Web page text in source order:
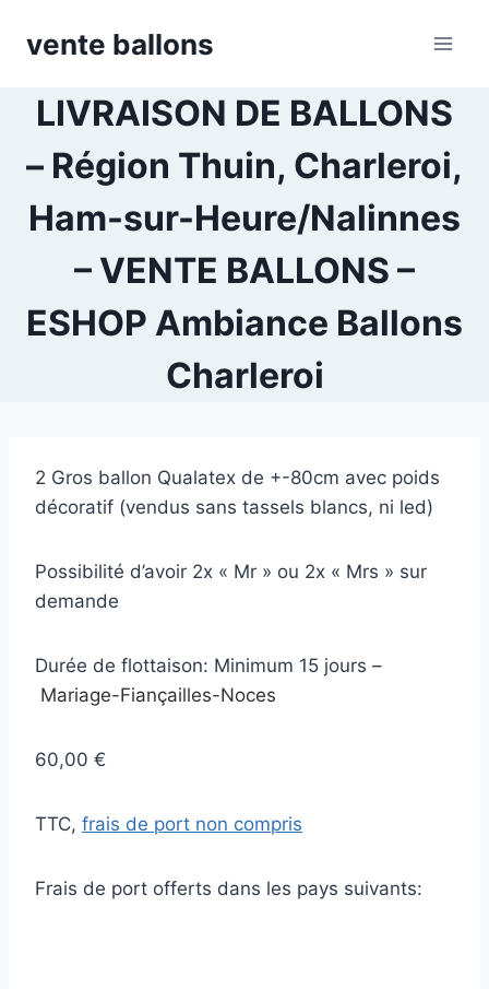
vente ballons
LIVRAISON DE BALLONS
– Région Thuin, Charleroi,
Ham-sur-Heure/Nalinnes
– VENTE BALLONS –
ESHOP Ambiance Ballons
Charleroi
2 Gros ballon Qualatex de +-80cm avec poids
décoratif (vendus sans tassels blancs, ni led)
Possibilité d’avoir 2x « Mr » ou 2x « Mrs » sur
demande
Durée de flottaison: Minimum 15 jours –
Mariage-Fiançailles-Noces
60,00 €
TTC, frais de port non compris
Frais de port offerts dans les pays suivants: